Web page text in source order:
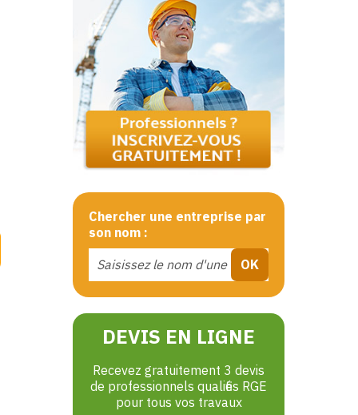
Chercher une entreprise par
son nom :
DEVIS EN LIGNE
Recevez gratuitement 3 devis
de professionnels qualifiés RGE
pour tous vos travaux